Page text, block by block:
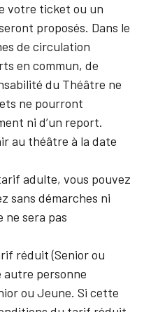
votre ticket ou un
proposés. Dans le
de circulation
en commun, de
du Théâtre ne
ne pourront
ni d’un report.
au théâtre à la date
adulte, vous pouvez
sans démarches ni
sera pas
réduit (Senior ou
autre personne
ou Jeune. Si cette